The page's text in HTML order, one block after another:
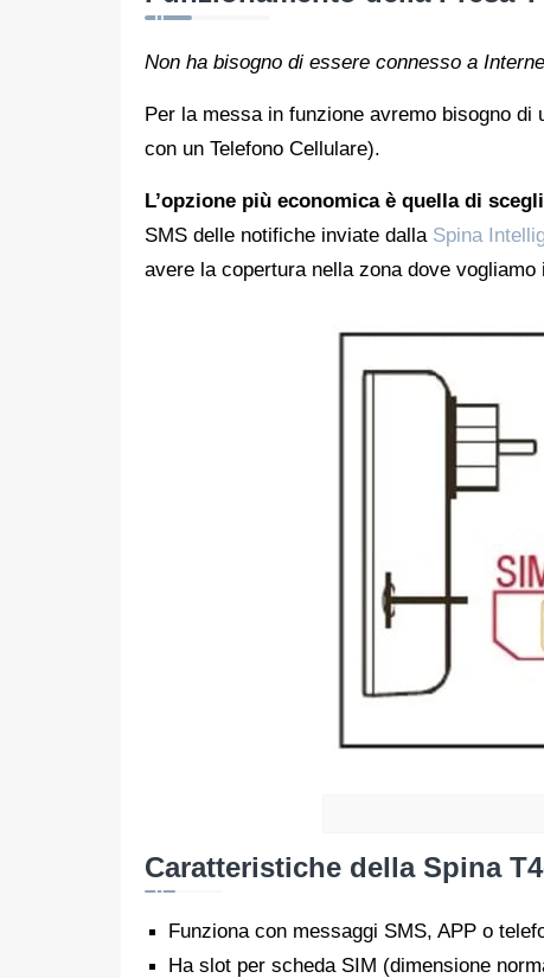
Non ha bisogno di essere connesso a
Per la messa in funzione avremo bisogno
con un Telefono Cellulare).
L’opzione più economica è quella di
SMS delle notifiche inviate dalla Spina
avere la copertura nella zona dove vogliamo
Caratteristiche della Spina
Funziona con messaggi SMS, APP o
Ha slot per scheda SIM (dimensione